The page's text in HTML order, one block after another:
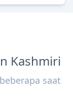
Kashmiri
saat